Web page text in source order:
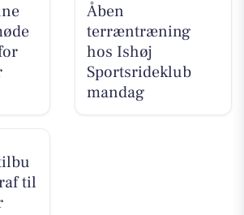
Åben
terræntræning
hos Ishøj
Sportsrideklub
mandag
til